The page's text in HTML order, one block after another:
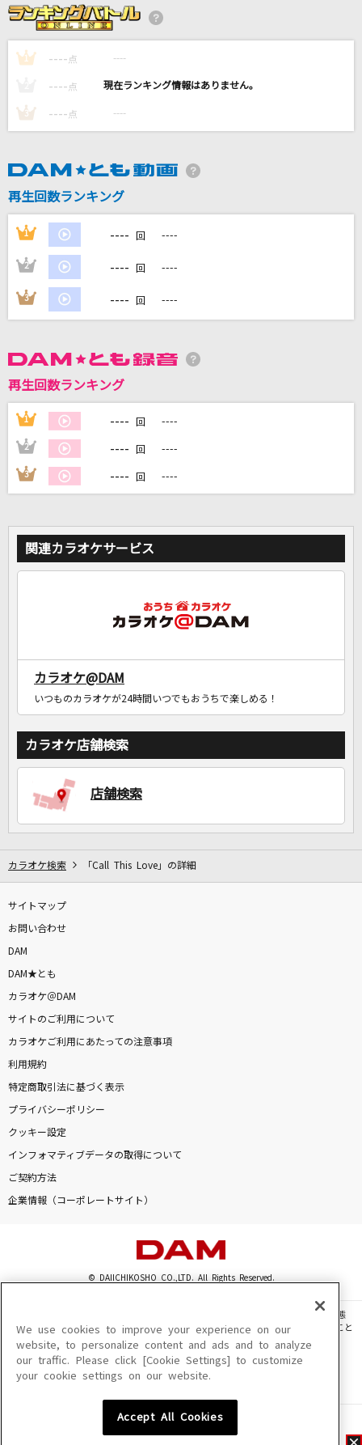
DIVE TO BLUE<フルコーラスバージョン>
L'Arc-en-Ciel
VALENTI
[生音]恋の予感
MASSIVE WONDERS
水樹奈々
DAMの新曲・ランキングなど
DAMに会員登録・ログインして
カラオケをもっと楽しもう！
1 ---- 点 ----
---- 点 ----
3 ---- 点 ----
再生回数ランキング
1 ---- 回 ----
2 ---- 回 ----
3 ---- 回 ----
再生回数ランキング
1 ---- 回 ----
2 ---- 回 ----
3 ---- 回 ----
関連カラオケサービス
カラオケ@DAM
いつものカラオケが24時間いつでもおうちで楽しめる！
カラオケ店舗検索
店舗検索
カラオケ検索 「Call This Love」の詳細
サイトマップ
お問い合わせ
DAM
DAM★とも
カラオケ＠DAM
サイトのご利用について
カラオケご利用にあたっての注意事項
利用規約
特定商取引法に基づく表示
プライバシーポリシー
クッキー設定
インフォマティブデータの取得について
ご契約方法
企業情報（コーポレートサイト）
© DAIICHIKOSHO CO.,LTD. All Rights Reserved.
このサイトに掲載されている一切の文章・画像・写真・動画・音声等を、手段や形態
を問わず、著作権法の定める範囲を超えて無断で複製、転載、ファイル化などすること
を禁じます。
楽曲及びコンテンツは、機種によりご利用いただけない場合があります。
楽曲及びコンテンツの配信日、配信内容が変更になる場合があります。
We use cookies to improve your experience on our
website, to personalize content and ads and to analyze
our traffic. Please click [Cookie Settings] to customize
your cookie settings on our website.
Accept All Cookies